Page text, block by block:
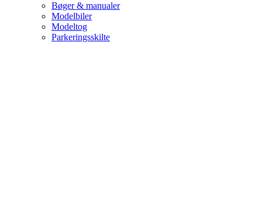
Bøger & manualer
Modelbiler
Modeltog
Parkeringsskilte